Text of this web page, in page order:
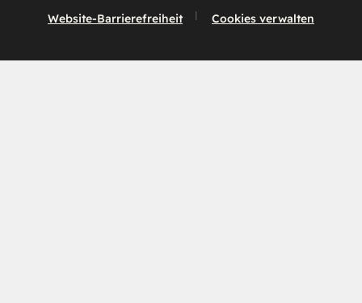
Website-Barrierefreiheit Cookies verwalten